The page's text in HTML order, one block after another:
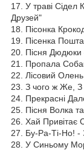
17. У траві
Друзей"
18. Пісонка
19. Пісенка
20. Пісня
21. Пропала
22. Лісовий
23. З чого ж Же,
24. Прекрасні
25. Пісня Волка
26. Хай
27. Бу-Ра-Ті-Но! -
28. У Синьому